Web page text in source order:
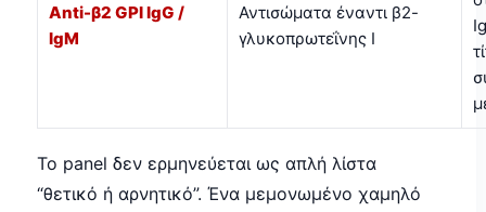
Anti-β2 GPI IgG /
IgM
Αντισώματα έναντι β2-
γλυκοπρωτεΐνης Ι
Το panel δεν ερμηνεύεται ως απλή λίστα
“θετικό ή αρνητικό”. Ένα μεμονωμένο χαμηλό